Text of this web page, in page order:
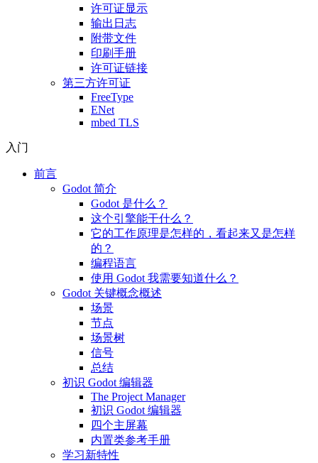
许可证显示
输出日志
附带文件
印刷手册
许可证链接
第三方许可证
FreeType
ENet
mbed TLS
入门
前言
Godot 简介
Godot 是什么？
这个引擎能干什么？
它的工作原理是怎样的，看起来又是怎样
的？
编程语言
使用 Godot 我需要知道什么？
Godot 关键概念概述
场景
节点
场景树
信号
总结
初识 Godot 编辑器
The Project Manager
初识 Godot 编辑器
四个主屏幕
内置类参考手册
学习新特性